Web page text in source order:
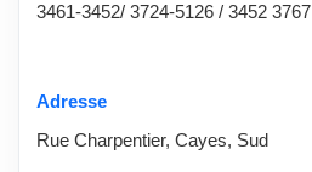
3461-3452/ 3724-5126 / 3452
Adresse
Rue Charpentier, Cayes, Sud